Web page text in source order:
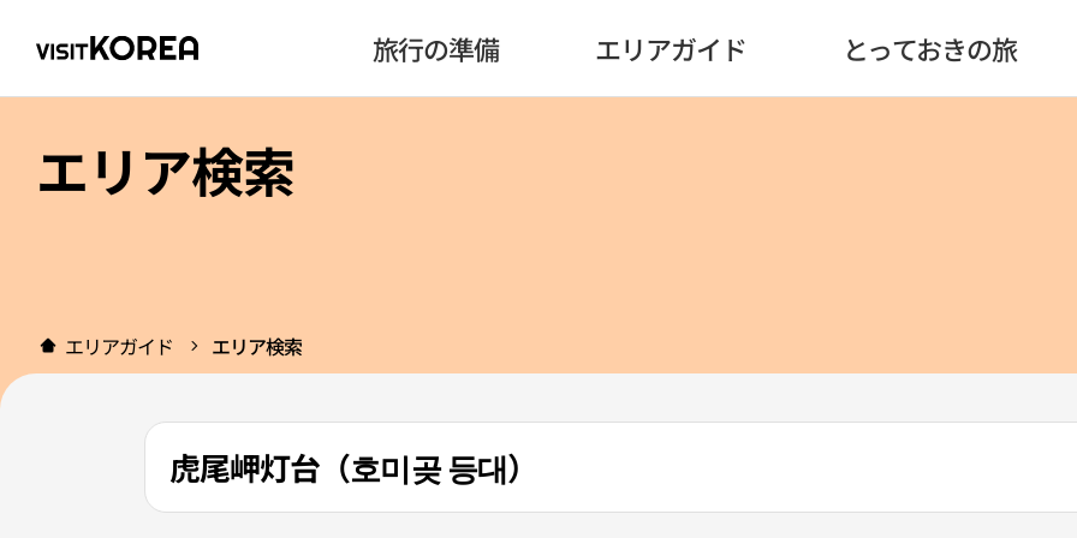
旅行の準備 エリアガイド とっておきの旅
エリア検索
エリアガイド エリア検索
虎尾岬灯台（호미곶 등대）